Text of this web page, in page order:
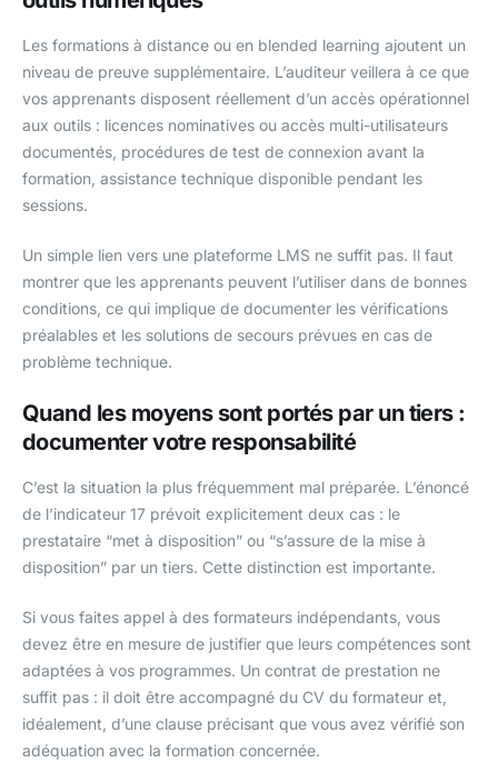
Les formations à distance ou en blended learning ajoutent un
niveau de preuve supplémentaire. L’auditeur veillera à ce que
vos apprenants disposent réellement d’un accès opérationnel
aux outils : licences nominatives ou accès multi-utilisateurs
documentés, procédures de test de connexion avant la
formation, assistance technique disponible pendant les
sessions.
Un simple lien vers une plateforme LMS ne suffit pas. Il faut
montrer que les apprenants peuvent l’utiliser dans de bonnes
conditions, ce qui implique de documenter les vérifications
préalables et les solutions de secours prévues en cas de
problème technique.
Quand les moyens sont portés par un tiers :
documenter votre responsabilité
C’est la situation la plus fréquemment mal préparée. L’énoncé
de l’indicateur 17 prévoit explicitement deux cas : le
prestataire “met à disposition” ou “s’assure de la mise à
disposition” par un tiers. Cette distinction est importante.
Si vous faites appel à des formateurs indépendants, vous
devez être en mesure de justifier que leurs compétences sont
adaptées à vos programmes. Un contrat de prestation ne
suffit pas : il doit être accompagné du CV du formateur et,
idéalement, d’une clause précisant que vous avez vérifié son
adéquation avec la formation concernée.